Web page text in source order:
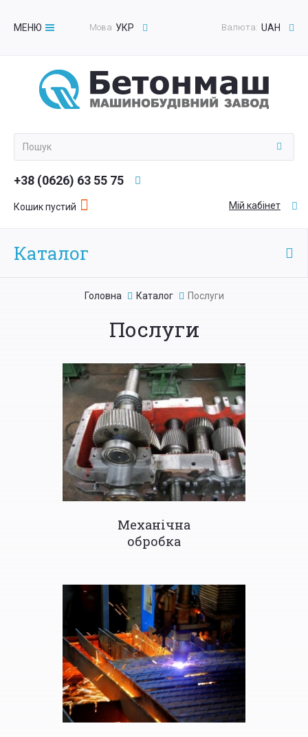
МЕНЮ
Toggle
Валюта: UAH
Мова УКР
+38 (0626) 63 55 75
Кошик пустий Мій кабінет
Каталог
Головна Каталог Послуги
Послуги
Механічна
обробка